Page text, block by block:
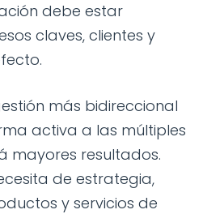
debe estar
claves, clientes y
más bidireccional
activa a las múltiples
mayores resultados.
de estrategia,
y servicios de